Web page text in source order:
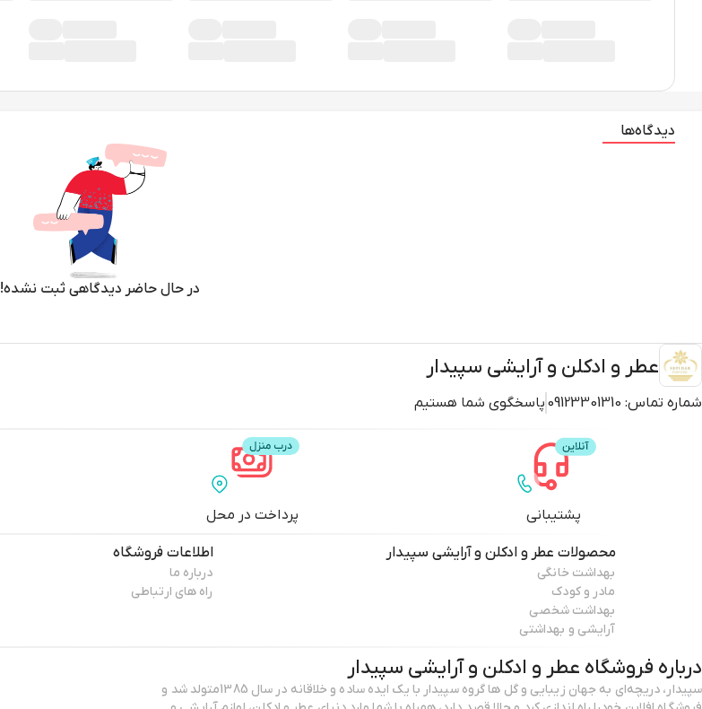
دیدگاه‌ها
در حال حاضر دیدگاهی ثبت نشده!
عطر و ادکلن و آرایشی سپیدار
شماره تماس: 09123301310 پاسخگوی شما هستیم
پشتیبانی پرداخت در محل
محصولات عطر و ادکلن و آرایشی سپیدار
بهداشت خانگی
مادر و کودک
بهداشت شخصی
آرایشی و بهداشتی
اطلاعات فروشگاه
درباره ما
راه های ارتباطی
درباره فروشگاه عطر و ادکلن و آرایشی سپیدار
سپیدار، دریچه‌ای به جهان زیبایی و گل ها گروه سپیدار با یک ایده‌ ساده و خلاقانه در سال 1385متولد شد و